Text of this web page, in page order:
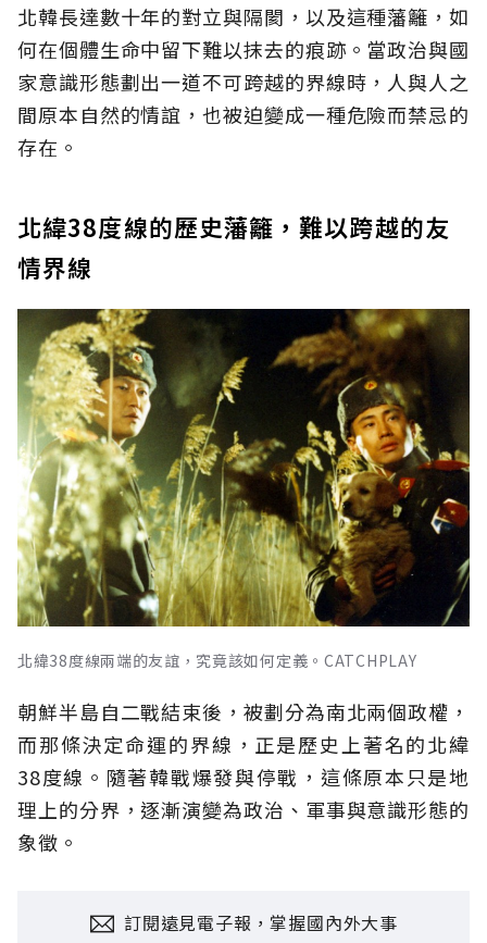
北韓長達數十年的對立與隔閡，以及這種藩籬，如
何在個體生命中留下難以抹去的痕跡。當政治與國
家意識形態劃出一道不可跨越的界線時，人與人之
間原本自然的情誼，也被迫變成一種危險而禁忌的
存在。
北緯38度線的歷史藩籬，難以跨越的友
情界線
北緯38度線兩端的友誼，究竟該如何定義。CATCHPLAY
朝鮮半島自二戰結束後，被劃分為南北兩個政權，
而那條決定命運的界線，正是歷史上著名的北緯
38度線。隨著韓戰爆發與停戰，這條原本只是地
理上的分界，逐漸演變為政治、軍事與意識形態的
象徵。
訂閱遠見電子報，掌握國內外大事